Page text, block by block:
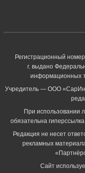
Регистрационный
г. выдано
информационных
Учредитель — ООО
При использовании
обязательна
Редакция не несет
рекламных
Сайт